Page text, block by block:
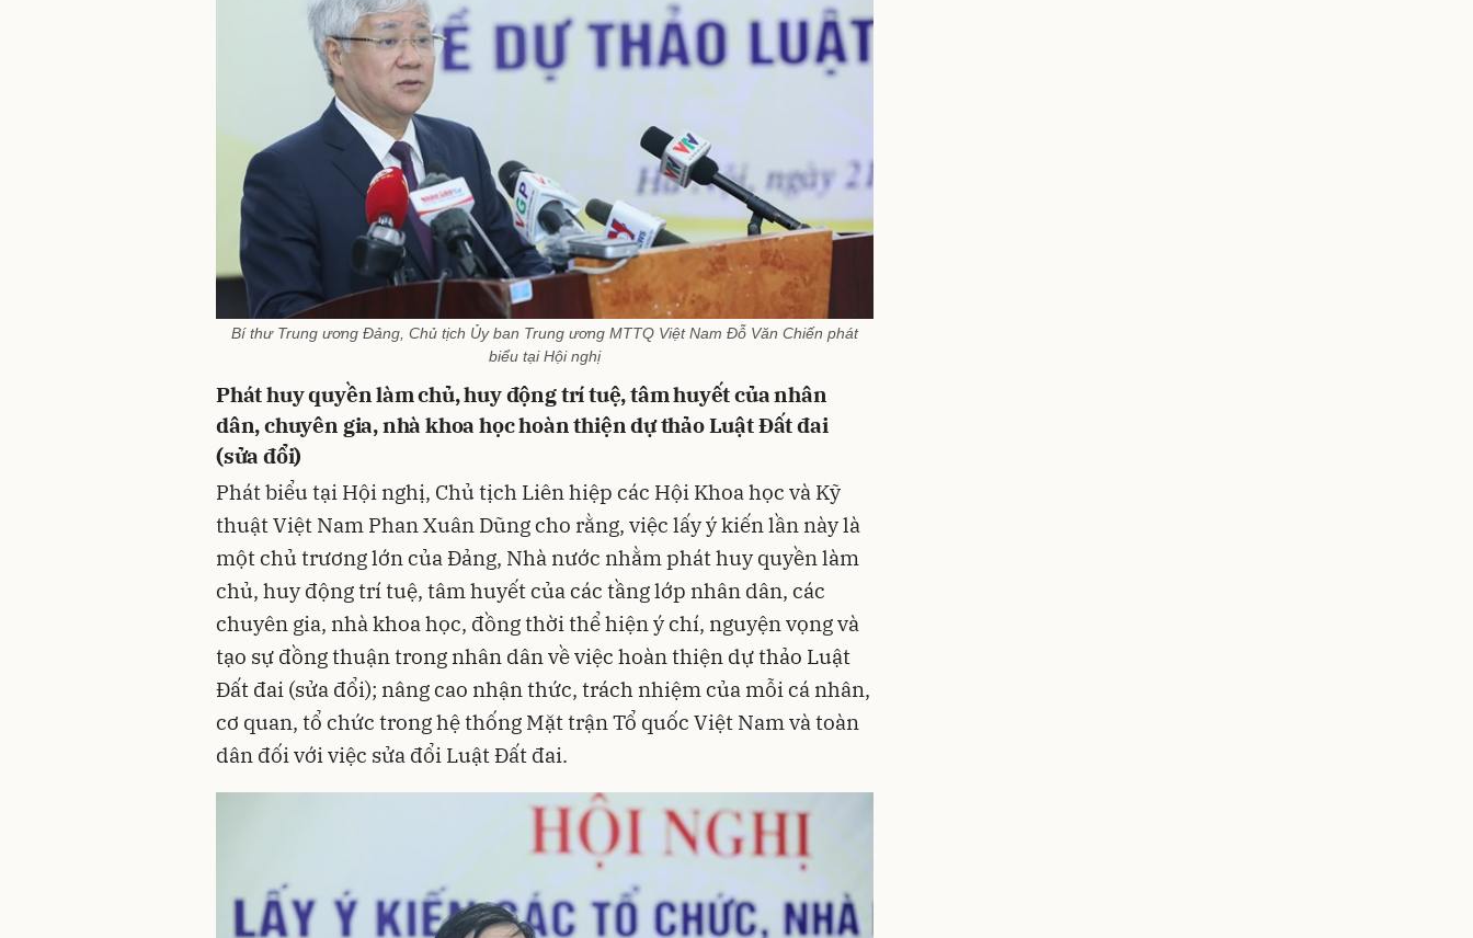
Bí thư Trung ương Đảng, Chủ tịch Ủy ban Trung ương MTTQ Việt Nam Đỗ Văn Chiến phát
biểu tại Hội nghị
Phát huy quyền làm chủ, huy động trí tuệ, tâm huyết của nhân
dân, chuyên gia, nhà khoa học hoàn thiện dự thảo Luật Đất đai
(sửa đổi)
Phát biểu tại Hội nghị, Chủ tịch Liên hiệp các Hội Khoa học và Kỹ
thuật Việt Nam Phan Xuân Dũng cho rằng, việc lấy ý kiến lần này là
một chủ trương lớn của Đảng, Nhà nước nhằm phát huy quyền làm
chủ, huy động trí tuệ, tâm huyết của các tầng lớp nhân dân, các
chuyên gia, nhà khoa học, đồng thời thể hiện ý chí, nguyện vọng và
tạo sự đồng thuận trong nhân dân về việc hoàn thiện dự thảo Luật
Đất đai (sửa đổi); nâng cao nhận thức, trách nhiệm của mỗi cá nhân,
cơ quan, tổ chức trong hệ thống Mặt trận Tổ quốc Việt Nam và toàn
dân đối với việc sửa đổi Luật Đất đai.